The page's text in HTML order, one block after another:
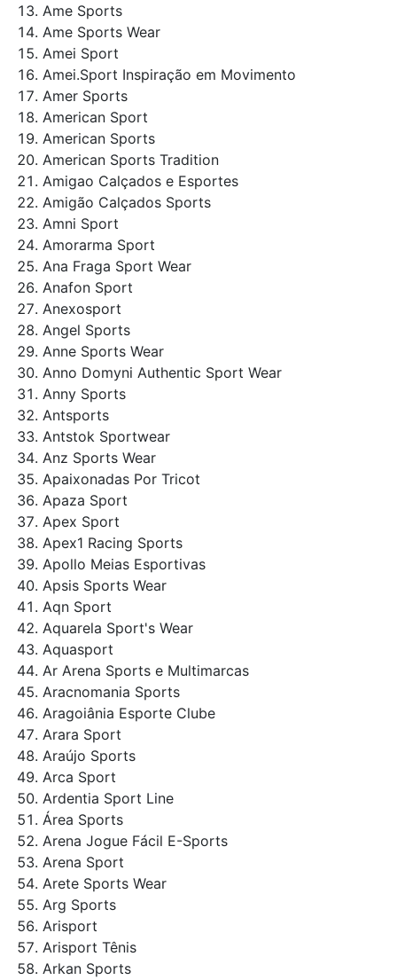
Ame Sports
Ame Sports Wear
Amei Sport
Amei.Sport Inspiração em Movimento
Amer Sports
American Sport
American Sports
American Sports Tradition
Amigao Calçados e Esportes
Amigão Calçados Sports
Amni Sport
Amorarma Sport
Ana Fraga Sport Wear
Anafon Sport
Anexosport
Angel Sports
Anne Sports Wear
Anno Domyni Authentic Sport Wear
Anny Sports
Antsports
Antstok Sportwear
Anz Sports Wear
Apaixonadas Por Tricot
Apaza Sport
Apex Sport
Apex1 Racing Sports
Apollo Meias Esportivas
Apsis Sports Wear
Aqn Sport
Aquarela Sport's Wear
Aquasport
Ar Arena Sports e Multimarcas
Aracnomania Sports
Aragoiânia Esporte Clube
Arara Sport
Araújo Sports
Arca Sport
Ardentia Sport Line
Área Sports
Arena Jogue Fácil E-Sports
Arena Sport
Arete Sports Wear
Arg Sports
Arisport
Arisport Tênis
Arkan Sports